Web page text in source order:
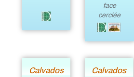
face
cerclée
Calvados
Calvados